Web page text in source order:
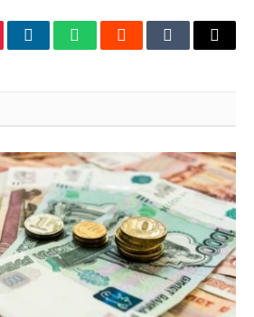
LinkedInWhatsAppRedditTumblrEmail